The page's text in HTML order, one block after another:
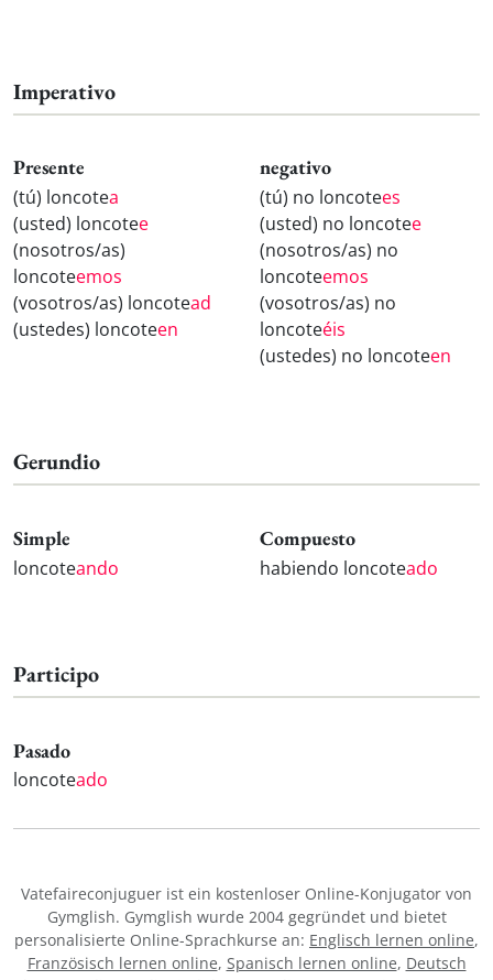
Imperativo
Presente
(tú) loncotea
(usted) loncotee
(nosotros/as)
loncoteemos
(vosotros/as) loncotead
(ustedes) loncoteen
negativo
(tú) no loncotees
(usted) no loncotee
(nosotros/as) no
loncoteemos
(vosotros/as) no
loncoteéis
(ustedes) no loncoteen
Gerundio
Simple
loncoteando
Compuesto
habiendo loncoteado
Participo
Pasado
loncoteado
Vatefaireconjuguer ist ein kostenloser Online-Konjugator von
Gymglish. Gymglish wurde 2004 gegründet und bietet
personalisierte Online-Sprachkurse an: Englisch lernen online,
Französisch lernen online, Spanisch lernen online, Deutsch